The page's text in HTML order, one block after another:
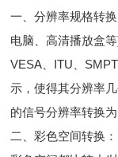
一、分辨率规格转
电脑、高清播放盒
VESA、ITU、
示，使得其分辨率
的信号分辨率转换
二、彩色空间转换